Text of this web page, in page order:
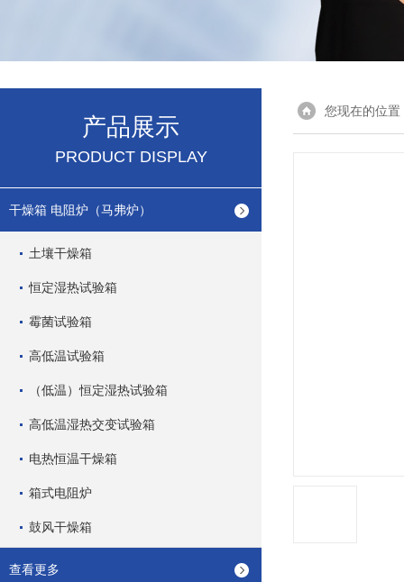
产品展示
PRODUCT DISPLAY
干燥箱 电阻炉（马弗炉）
土壤干燥箱
恒定湿热试验箱
霉菌试验箱
高低温试验箱
（低温）恒定湿热试验箱
高低温湿热交变试验箱
电热恒温干燥箱
箱式电阻炉
鼓风干燥箱
查看更多
您现在的位置